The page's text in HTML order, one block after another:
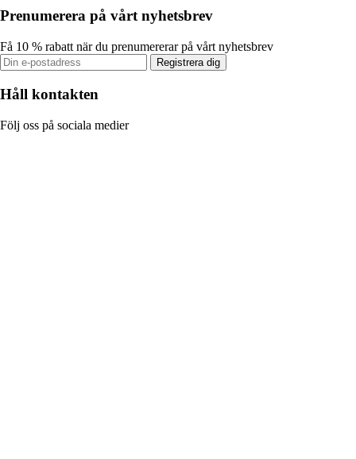
Prenumerera på vårt nyhetsbrev
Få 10 % rabatt när du prenumererar på vårt nyhetsbrev
Registrera dig
Håll kontakten
Följ oss på sociala medier